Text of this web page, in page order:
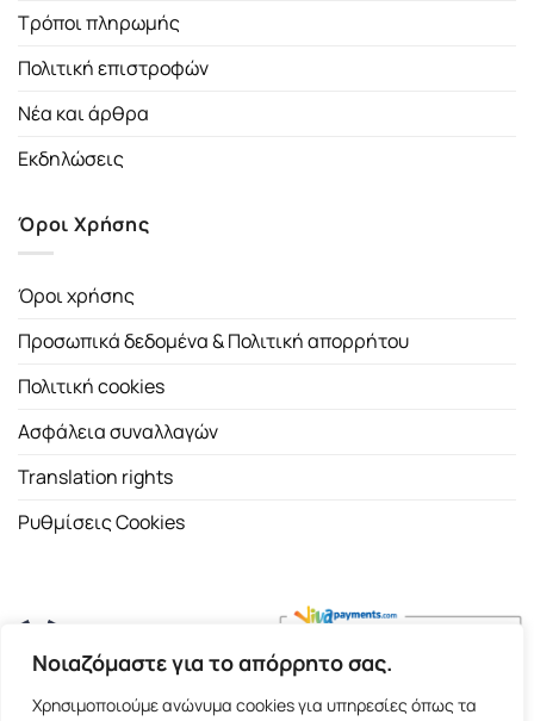
Νοιαζόμαστε για το απόρρητο σας.
Χρησιμοποιούμε ανώνυμα cookies για υπηρεσίες όπως τα
Τρόποι πληρωμής
Πολιτική επιστροφών
Νέα και άρθρα
Εκδηλώσεις
Όροι Χρήσης
Όροι χρήσης
Προσωπικά δεδομένα & Πολιτική απορρήτου
Πολιτική cookies
Ασφάλεια συναλλαγών
Translation rights
Ρυθμίσεις Cookies
Copyright 2026 ©Εκδοτικός Οίκος Α.Α. Λιβάνη| All rights